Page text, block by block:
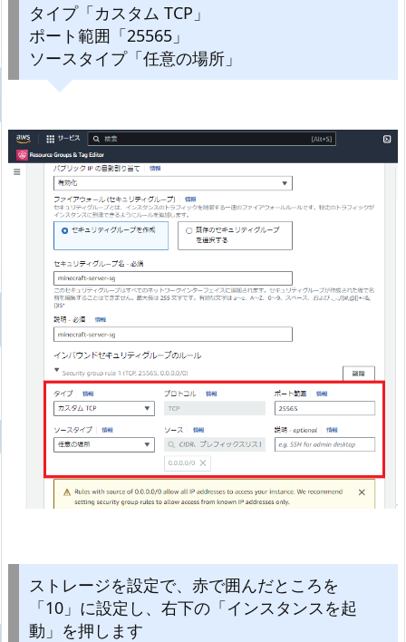
タイプ「カスタム TCP」
ポート範囲「25565」
ソースタイプ「任意の場所」
ストレージを設定で、赤で囲んだところを
「10」に設定し、右下の「インスタンスを起
動」を押します